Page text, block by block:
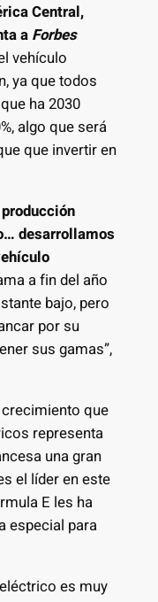
Central,
aForbes
vehículo
ya que todos
ha 2030
algo que será
que invertir en
desarrollamos
a fin del año
bajo, pero
por su
sus gamas”,
que
representa
una gran
el líder en este
E les ha
especial para
es muy